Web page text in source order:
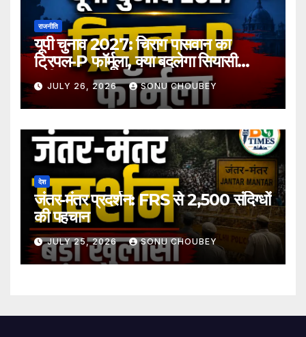
राजनीति
यूपी चुनाव 2027: चिराग पासवान का
ट्रिपल-P फॉर्मूला, क्या बदलेगा सियासी
समीकरण?
JULY 26, 2026 SONU CHOUBEY
देश
जंतर-मंतर प्रदर्शन: FRS से 2,500 संदिग्धों
की पहचान
JULY 25, 2026 SONU CHOUBEY